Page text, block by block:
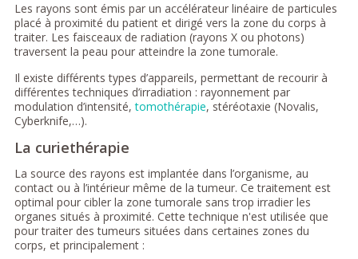
Les rayons sont émis par un accélérateur linéaire de particules
placé à proximité du patient et dirigé vers la zone du corps à
traiter. Les faisceaux de radiation (rayons X ou photons)
traversent la peau pour atteindre la zone tumorale.
Il existe différents types d’appareils, permettant de recourir à
différentes techniques d’irradiation : rayonnement par
modulation d’intensité,tomothérapie, stéréotaxie (Novalis,
Cyberknife,…).
La curiethérapie
La source des rayons est implantée dans l’organisme, au
contact ou à l’intérieur même de la tumeur. Ce traitement est
optimal pour cibler la zone tumorale sans trop irradier les
organes situés à proximité. Cette technique n'est utilisée que
pour traiter des tumeurs situées dans certaines zones du
corps, et principalement :